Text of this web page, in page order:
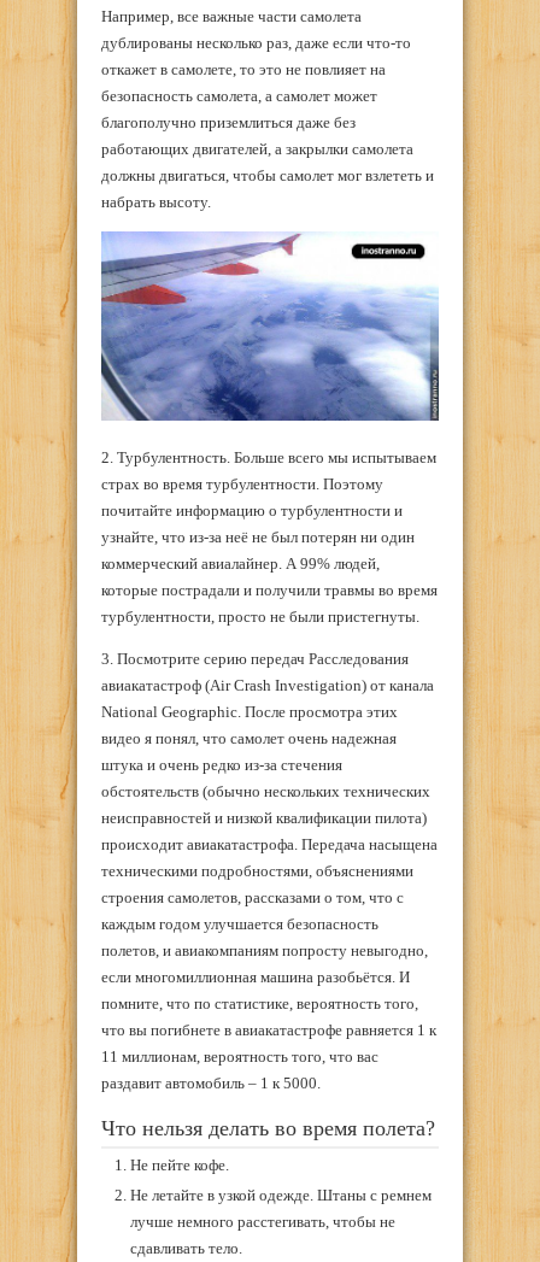
Например, все важные части самолета
дублированы несколько раз, даже если что-то
откажет в самолете, то это не повлияет на
безопасность самолета, а самолет может
благополучно приземлиться даже без
работающих двигателей, а закрылки самолета
должны двигаться, чтобы самолет мог взлететь и
набрать высоту.
2. Турбулентность. Больше всего мы испытываем
страх во время турбулентности. Поэтому
почитайте информацию о турбулентности и
узнайте, что из-за неё не был потерян ни один
коммерческий авиалайнер. А 99% людей,
которые пострадали и получили травмы во время
турбулентности, просто не были пристегнуты.
3. Посмотрите серию передач Расследования
авиакатастроф (Air Crash Investigation) от канала
National Geographic. После просмотра этих
видео я понял, что самолет очень надежная
штука и очень редко из-за стечения
обстоятельств (обычно нескольких технических
неисправностей и низкой квалификации пилота)
происходит авиакатастрофа. Передача насыщена
техническими подробностями, объяснениями
строения самолетов, рассказами о том, что с
каждым годом улучшается безопасность
полетов, и авиакомпаниям попросту невыгодно,
если многомиллионная машина разобьётся. И
помните, что по статистике, вероятность того,
что вы погибнете в авиакатастрофе равняется 1 к
11 миллионам, вероятность того, что вас
раздавит автомобиль – 1 к 5000.
Что нельзя делать во время полета?
Не пейте кофе.
Не летайте в узкой одежде. Штаны с ремнем
лучше немного расстегивать, чтобы не
сдавливать тело.